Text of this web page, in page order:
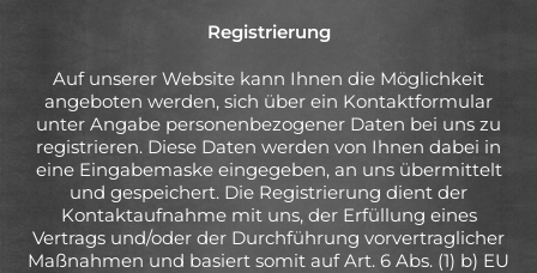
Registrierung
Auf unserer Website kann Ihnen die Möglichkeit
angeboten werden, sich über ein Kontaktformular
unter Angabe personenbezogener Daten bei uns zu
registrieren. Diese Daten werden von Ihnen dabei in
eine Eingabemaske eingegeben, an uns übermittelt
und gespeichert. Die Registrierung dient der
Kontaktaufnahme mit uns, der Erfüllung eines
Vertrags und/oder der Durchführung vorvertraglicher
Maßnahmen und basiert somit auf Art. 6 Abs. (1) b) EU